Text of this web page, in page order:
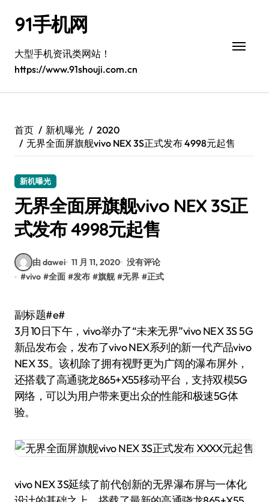
91手机网
大型手机资讯类网站！
https://www.91shouji.com.cn
首页 新机曝光
2020
无界全面屏旗舰vivo NEX 3S正式发布 4998元起售
新机曝光
无界全面屏旗舰vivo NEX 3S正
式发布 4998元起售
由 dawei 11 月 11, 2020 没有评论
#vivo #全面 #发布 #旗舰 #无界 #正式
副标题#e#
3月10日下午，vivo举办了“未来无界”vivo NEX 3S 5G
新品发布会，发布了vivo NEX系列的新一代产品vivo
NEX 3S。该机除了拥有视野更为广阔的瀑布屏外，
还搭载了高通骁龙865+X55移动平台，支持双模5G
网络，可以为用户带来更出众的性能和极速5G体
验。
vivo NEX 3S延续了前代创新的无界瀑布屏与一体化